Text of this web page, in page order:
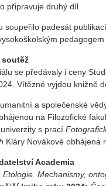
připravuje druhý díl.
soupeřilo padesát
se předávaly i ceny
Vítězné vyjdou knižně
a společenské
na Filozofické
s prací
Kláry Novákové obhájená
Academia
Etologie. Mechanismy,